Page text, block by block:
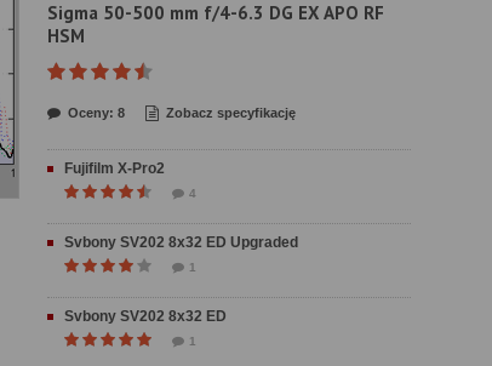
Sigma 50-500 mm f/4-6.3 DG EX APO RF
HSM
Oceny: 8 Zobacz specyfikację
Fujifilm X-Pro2
4
Svbony SV202 8x32 ED Upgraded
1
Svbony SV202 8x32 ED
1